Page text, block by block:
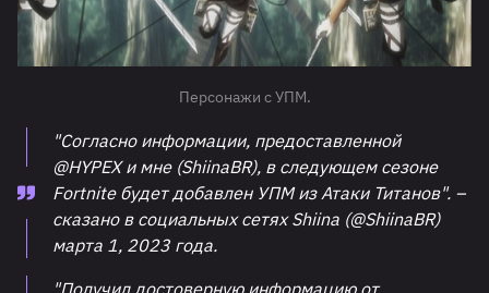
Персонажи с УПМ.
"Согласно информации, предоставленной
@HYPEX и мне (ShiinaBR), в следующем сезоне
Fortnite будет добавлен УПМ из Атаки Титанов". –
сказано в социальных сетях Shiina (@ShiinaBR)
марта 1, 2023 года.